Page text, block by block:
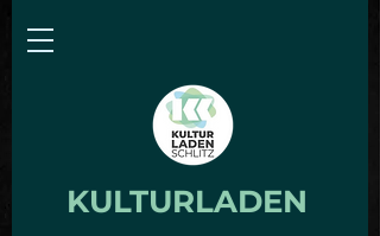
KULTURLADEN